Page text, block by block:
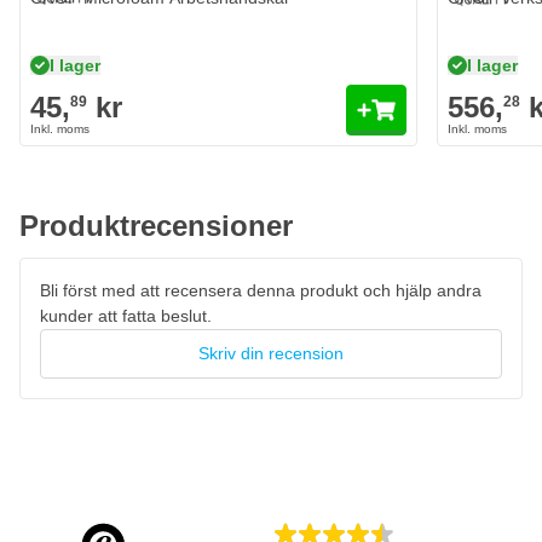
I lager
45,89 kr
I lager
556,28
Produktrecensioner
Bli först med att recensera denna produkt och hjälp andra
kunder att fatta beslut.
Skriv din recension